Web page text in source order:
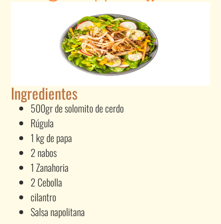
Ingredientes
500gr de solomito de cerdo
Rúgula
1 kg de papa
2 nabos
1 Zanahoria
2 Cebolla
cilantro
Salsa napolitana